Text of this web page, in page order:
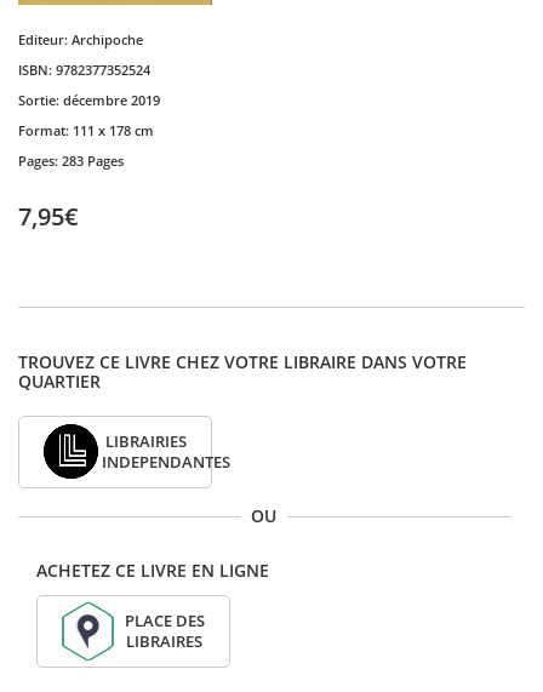
Editeur: Archipoche
ISBN: 9782377352524
Sortie: décembre 2019
Format: 111 x 178 cm
Pages: 283 Pages
7,95€
TROUVEZ CE LIVRE CHEZ VOTRE LIBRAIRE DANS VOTRE
QUARTIER
LIBRAIRIES
INDEPENDANTES
OU
ACHETEZ CE LIVRE EN LIGNE
PLACE DES
LIBRAIRES